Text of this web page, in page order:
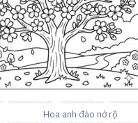
Hoa anh đào nở rộ